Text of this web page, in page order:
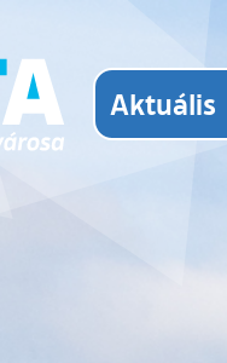
Aktuális